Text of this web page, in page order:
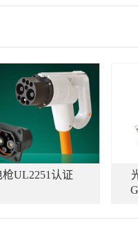
枪UL2251认证